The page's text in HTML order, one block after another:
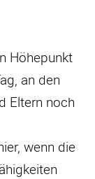
Höhepunkt
an den
Eltern noch
wenn die